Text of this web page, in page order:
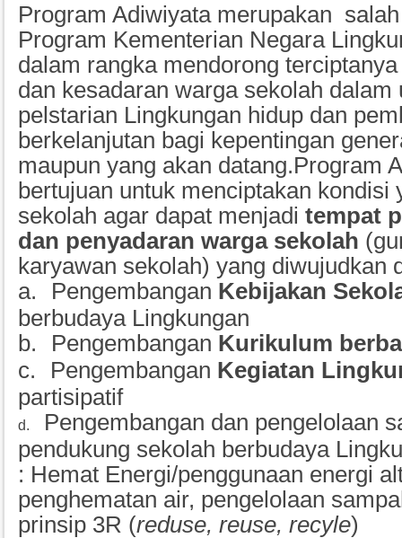
Program Adiwiyata merupakan
Program Kementerian Negara
dalam rangka mendorong
dan kesadaran warga sekolah dalam
pelstarian Lingkungan hidup dan
berkelanjutan bagi kepentingan
maupun yang akan datang.Program
bertujuan untuk menciptakan kondisi
sekolah agar dapat menjadi tempat
dan penyadaran warga sekolah
karyawan sekolah) yang diwujudkan
a.
Pengembangan Kebijakan
berbudaya Lingkungan
b.
Pengembangan Kurikulum
c.
Pengembangan Kegiatan
partisipatif
d.
Pengembangan dan pengelolaan
pendukung sekolah berbudaya
: Hemat Energi/penggunaan energi
penghematan air, pengelolaan
prinsip 3R (reduse, reuse, recyle)